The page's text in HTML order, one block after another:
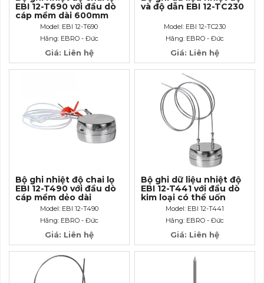
EBI 12-T690 với đầu dò
cáp mềm dài 600mm
Model: EBI 12-T690
Hãng: EBRO - Đức
Giá: Liên hệ
và độ dẫn EBI 12-TC230
Model: EBI 12-TC230
Hãng: EBRO - Đức
Giá: Liên hệ
Bộ ghi nhiệt độ chai lọ
EBI 12-T490 với đầu dò
cáp mềm dẻo dài
600mmModel: EBI 12-T490
Hãng: EBRO - Đức
Giá: Liên hệ
Bộ ghi dữ liệu nhiệt độ
EBI 12-T441 với đầu dò
kim loại có thể uốn
cong dài 500mm
Model: EBI 12-T441
Hãng: EBRO - Đức
Giá: Liên hệ